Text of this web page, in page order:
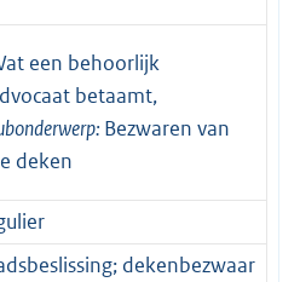
een behoorlijk
betaamt,
Bezwaren van
deken
dekenbezwaar